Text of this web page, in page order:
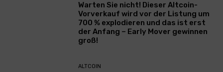
Warten Sie nicht! Dieser Altcoin-
Vorverkauf wird vor der Listung um
700 % explodieren und das ist erst
der Anfang – Early Mover gewinnen
groß!
ALTCOIN